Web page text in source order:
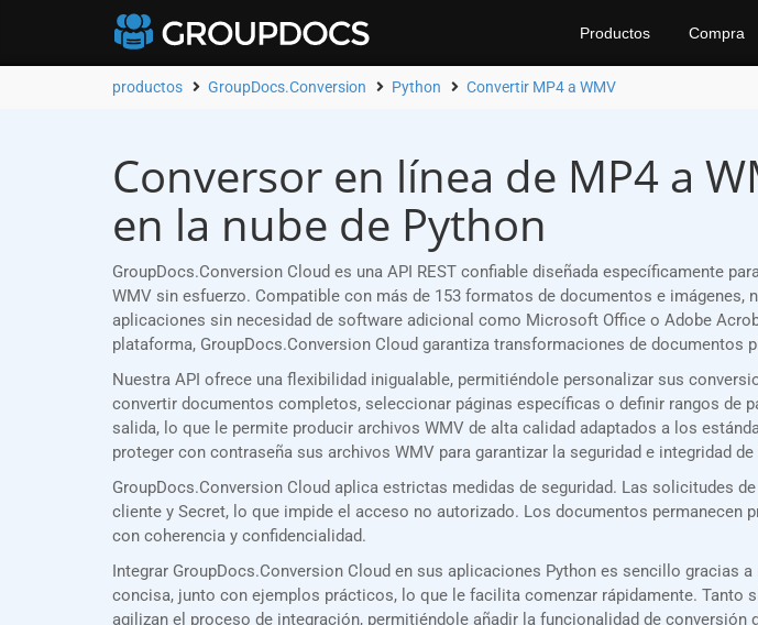
Productos Compra
productos GroupDocs.Conversion Python Convertir MP4 a WMV
Conversor en línea de MP4 a
en la nube de Python
GroupDocs.Conversion Cloud es una API REST confiable diseñada específicamente
WMV sin esfuerzo. Compatible con más de 153 formatos de documentos e
aplicaciones sin necesidad de software adicional como Microsoft Office o Adobe
plataforma, GroupDocs.Conversion Cloud garantiza transformaciones de documentos
Nuestra API ofrece una flexibilidad inigualable, permitiéndole personalizar sus
convertir documentos completos, seleccionar páginas específicas o definir rangos de
salida, lo que le permite producir archivos WMV de alta calidad adaptados a los
proteger con contraseña sus archivos WMV para garantizar la seguridad e integridad
GroupDocs.Conversion Cloud aplica estrictas medidas de seguridad. Las solicitudes
cliente y Secret, lo que impide el acceso no autorizado. Los documentos
con coherencia y confidencialidad.
Integrar GroupDocs.Conversion Cloud en sus aplicaciones Python es sencillo
concisa, junto con ejemplos prácticos, lo que le facilita comenzar rápidamente.
agilizan el proceso de integración, permitiéndole añadir la funcionalidad de